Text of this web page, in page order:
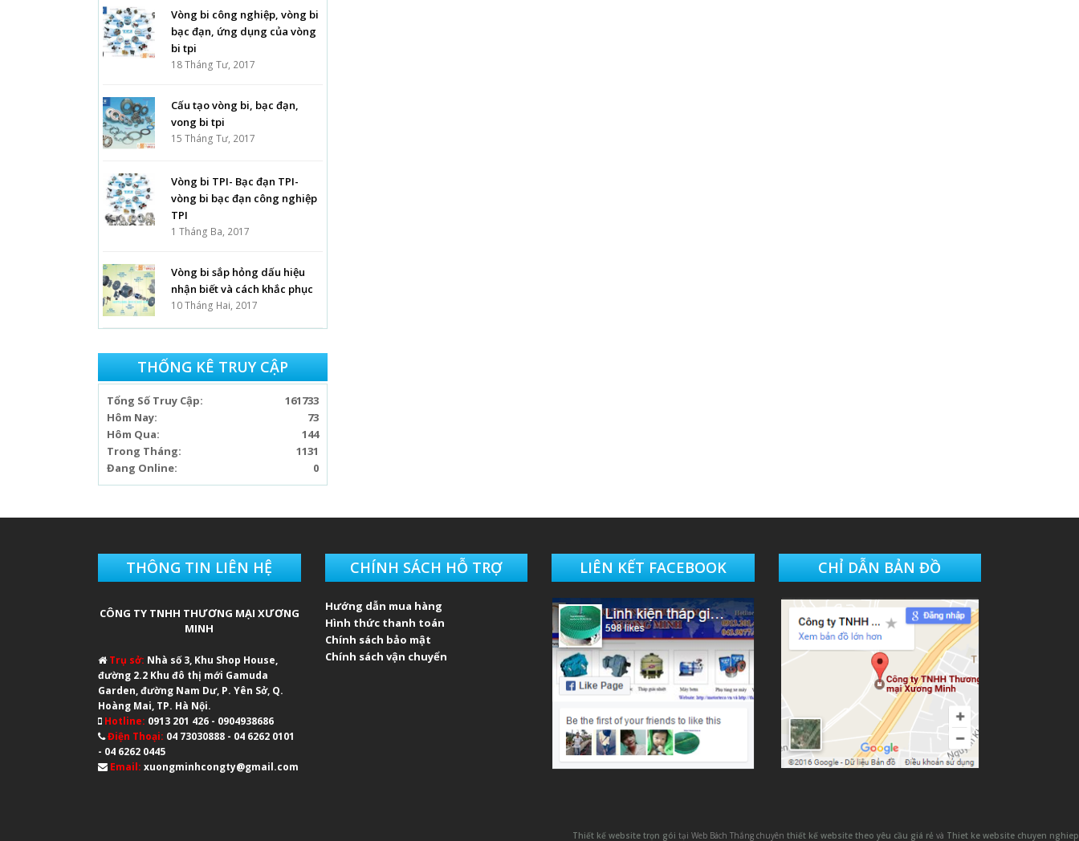
Vòng bi công nghiệp, vòng bi
bạc đạn, ứng dụng của vòng
bi tpi
18 Tháng Tư, 2017
Cấu tạo vòng bi, bạc đạn,
vong bi tpi
15 Tháng Tư, 2017
Vòng bi TPI- Bạc đạn TPI-
vòng bi bạc đạn công nghiệp
TPI
1 Tháng Ba, 2017
Vòng bi sắp hỏng dấu hiệu
nhận biết và cách khắc phục
10 Tháng Hai, 2017
THỐNG KÊ TRUY CẬP
161733
Tổng Số Truy Cập:
73
Hôm Nay:
144
Hôm Qua:
1131
Trong Tháng:
0
Đang Online:
THÔNG TIN LIÊN HỆ
CÔNG TY TNHH THƯƠNG MẠI XƯƠNG
MINH
Trụ sở: Nhà số 3, Khu Shop House,
đường 2.2 Khu đô thị mới Gamuda
Garden, đường Nam Dư, P. Yên Sở, Q.
Hoàng Mai, TP. Hà Nội.
Hotline: 0913 201 426 - 0904938686
Điện Thoại: 04 73030888 - 04 6262 0101
- 04 6262 0445
Email: xuongminhcongty@gmail.com
CHÍNH SÁCH HỖ TRỢ
Hướng dẫn mua hàng
Hình thức thanh toán
Chính sách bảo mật
Chính sách vận chuyển
LIÊN KẾT FACEBOOK CHỈ DẪN BẢN ĐỒ
Thiết kế website trọn gói tại Web Bách Thắng chuyên thiết kế website theo yêu cầu giá rẻ và Thiet ke website chuyen nghiep